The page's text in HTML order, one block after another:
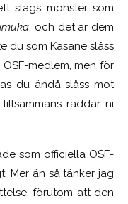
slags monster som
, och det är dem
du som Kasane slåss
medlem, men för
du ändå slåss mot
räddar ni
som officiella OSF-
Mer än så tänker jag
förutom att den